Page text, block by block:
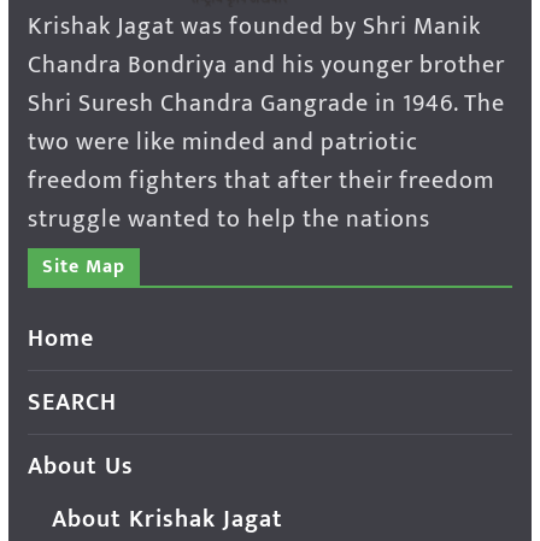
Krishak Jagat was founded by Shri Manik
Chandra Bondriya and his younger brother
Shri Suresh Chandra Gangrade in 1946. The
two were like minded and patriotic
freedom fighters that after their freedom
struggle wanted to help the nations
Site Map
Home
SEARCH
About Us
About Krishak Jagat